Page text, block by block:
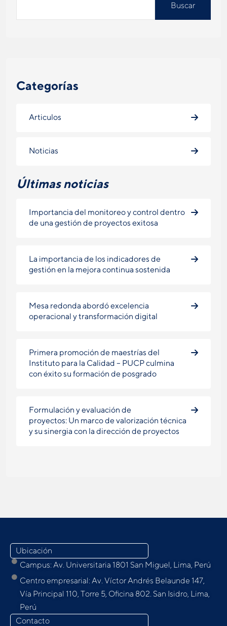
Buscar
Categorías
Articulos
Noticias
Últimas noticias
Importancia del monitoreo y control dentro
de una gestión de proyectos exitosa
La importancia de los indicadores de
gestión en la mejora continua sostenida
Mesa redonda abordó excelencia
operacional y transformación digital
Primera promoción de maestrías del
Instituto para la Calidad – PUCP culmina
con éxito su formación de posgrado
Formulación y evaluación de
proyectos: Un marco de valorización técnica
y su sinergia con la dirección de proyectos
Ubicación
Campus: Av. Universitaria 1801 San Miguel, Lima, Perú
Centro empresarial: Av. Víctor Andrés Belaunde 147,
Vía Principal 110, Torre 5, Oﬁcina 802. San Isidro, Lima,
Perú
Contacto